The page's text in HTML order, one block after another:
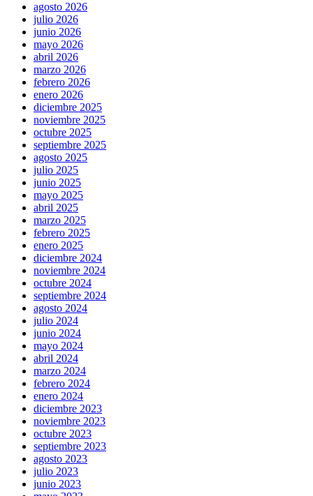
agosto 2026
julio 2026
junio 2026
mayo 2026
abril 2026
marzo 2026
febrero 2026
enero 2026
diciembre 2025
noviembre 2025
octubre 2025
septiembre 2025
agosto 2025
julio 2025
junio 2025
mayo 2025
abril 2025
marzo 2025
febrero 2025
enero 2025
diciembre 2024
noviembre 2024
octubre 2024
septiembre 2024
agosto 2024
julio 2024
junio 2024
mayo 2024
abril 2024
marzo 2024
febrero 2024
enero 2024
diciembre 2023
noviembre 2023
octubre 2023
septiembre 2023
agosto 2023
julio 2023
junio 2023